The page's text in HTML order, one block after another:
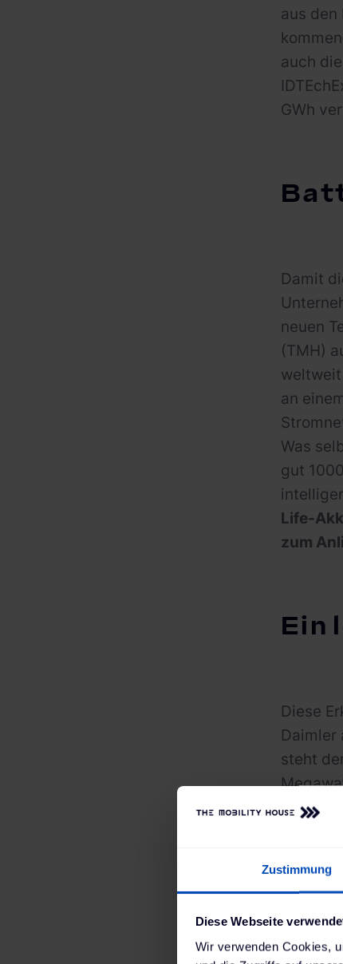
Zustimmung
Diese Webseite
Wir verwenden Cookies,
aus den
auch
GWh
Damit
neuen
(TMH)
an
Was
gut
Life-
zum
Ein
Diese
Daimler
steht
als eine
von
nicht